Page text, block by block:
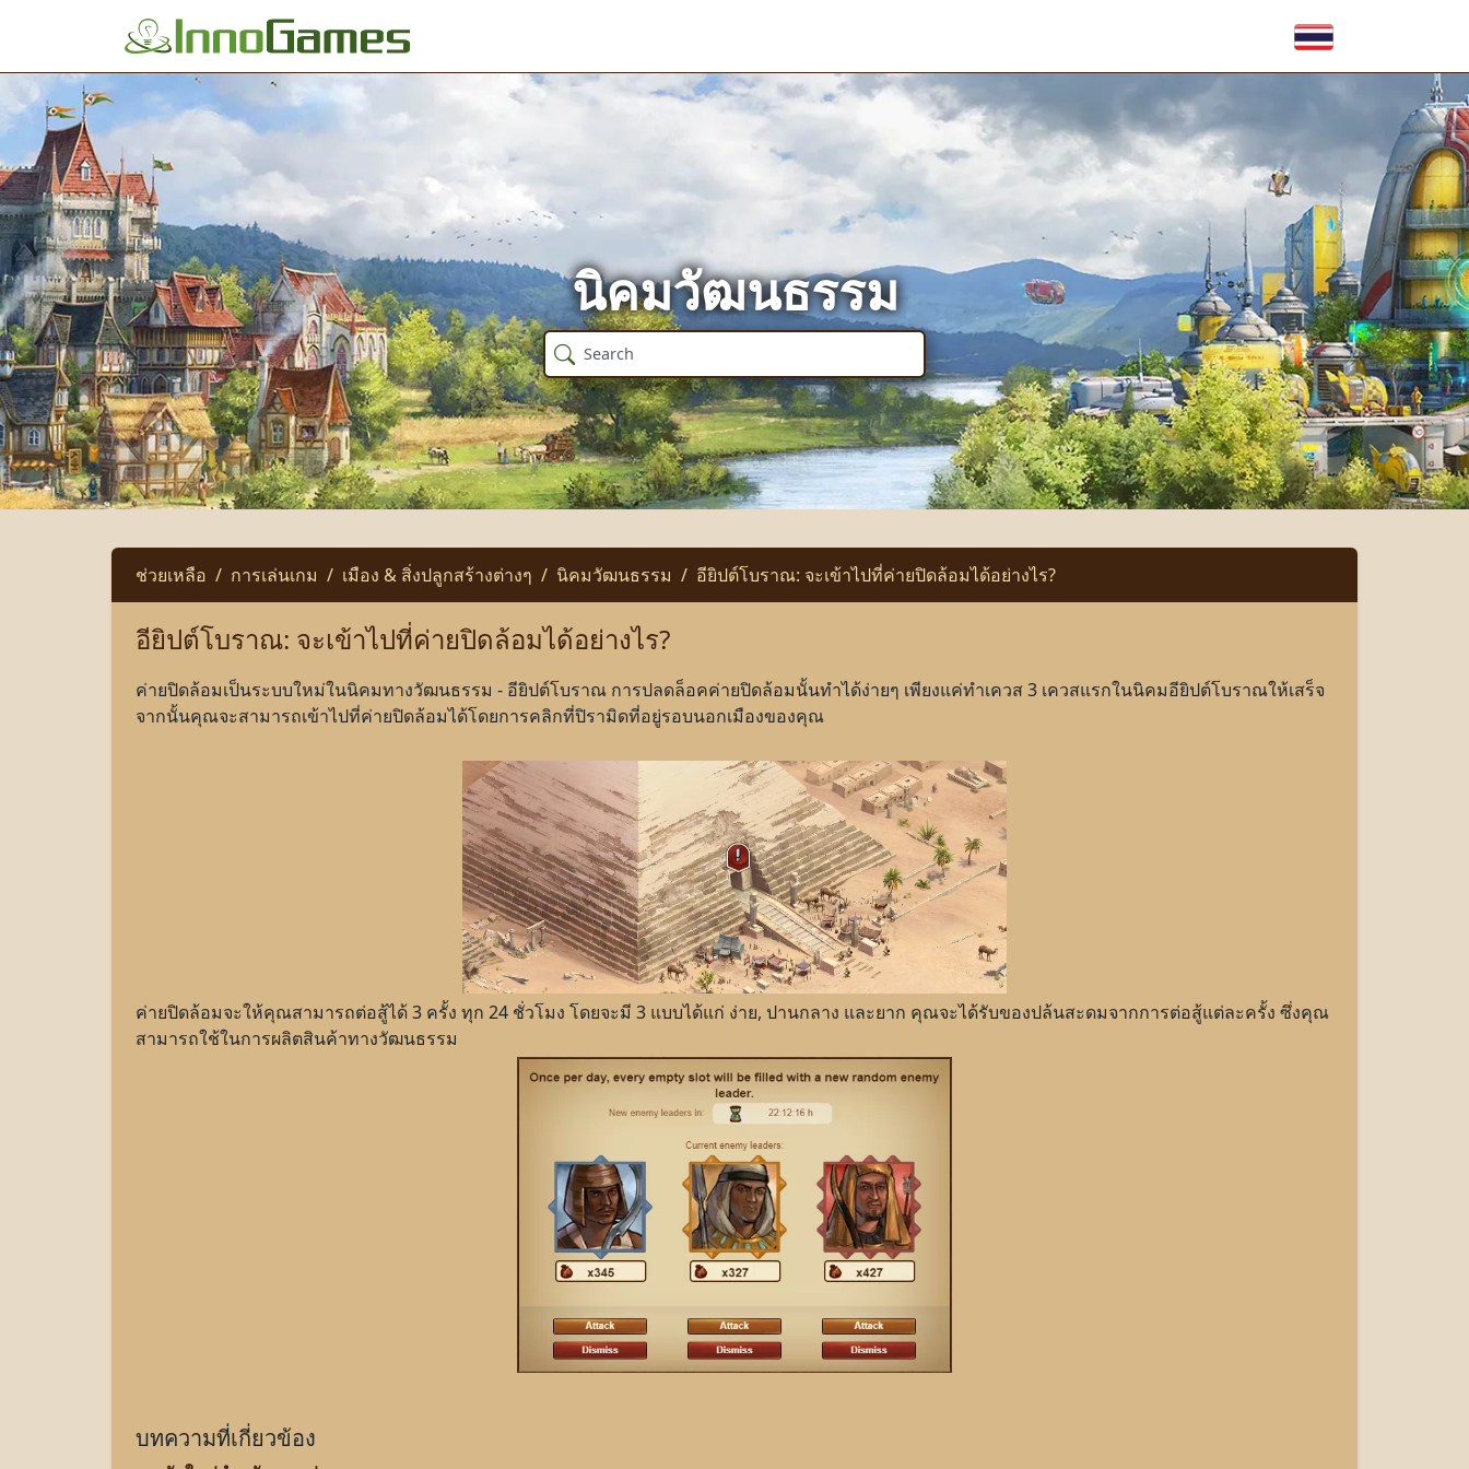
นิคมวัฒนธรรม
ช่วยเหลือ การเล่นเกม เมือง & สิ่งปลูกสร้างต่างๆ นิคมวัฒนธรรม อียิปต์โบราณ: จะเข้าไปที่ค่ายปิดล้อมได้อย่างไร?
อียิปต์โบราณ: จะเข้าไปที่ค่ายปิดล้อมได้อย่างไร?
ค่ายปิดล้อมเป็นระบบใหม่ในนิคมทางวัฒนธรรม - อียิปต์โบราณ การปลดล็อคค่ายปิดล้อมนั้นทำได้ง่ายๆ เพียงแค่ทำเควส 3 เควสแรกในนิคมอียิปต์โบราณให้เสร็จ
จากนั้นคุณจะสามารถเข้าไปที่ค่ายปิดล้อมได้โดยการคลิกที่ปิรามิดที่อยู่รอบนอกเมืองของคุณ
ค่ายปิดล้อมจะให้คุณสามารถต่อสู้ได้ 3 ครั้ง ทุก 24 ชั่วโมง โดยจะมี 3 แบบได้แก่ ง่าย, ปานกลาง และยาก คุณจะได้รับของปล้นสะดมจากการต่อสู้แต่ละครั้ง ซึ่งคุณ
สามารถใช้ในการผลิตสินค้าทางวัฒนธรรม
บทความที่เกี่ยวข้อง